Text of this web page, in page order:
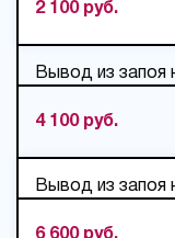
2 100 руб.
Вывод из запоя
4 100 руб.
Вывод из запоя